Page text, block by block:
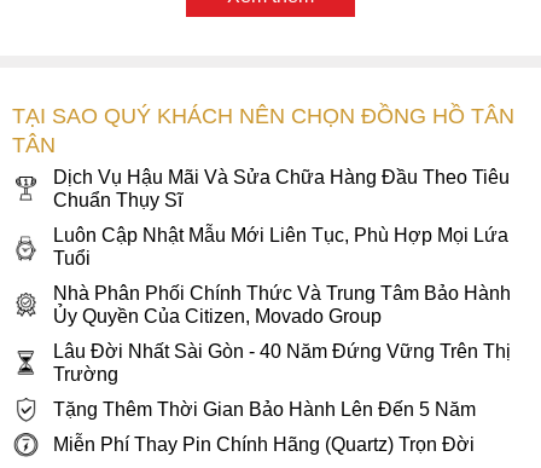
TẠI SAO QUÝ KHÁCH NÊN CHỌN ĐỒNG HỒ TÂN
TÂN
Dịch Vụ Hậu Mãi Và Sửa Chữa Hàng Đầu Theo Tiêu
Chuẩn Thụy Sĩ
Luôn Cập Nhật Mẫu Mới Liên Tục, Phù Hợp Mọi Lứa
Tuổi
Nhà Phân Phối Chính Thức Và Trung Tâm Bảo Hành
Ủy Quyền Của Citizen, Movado Group
Lâu Đời Nhất Sài Gòn - 40 Năm Đứng Vững Trên Thị
Trường
Tặng Thêm Thời Gian Bảo Hành Lên Đến 5 Năm
Miễn Phí Thay Pin Chính Hãng (Quartz) Trọn Đời